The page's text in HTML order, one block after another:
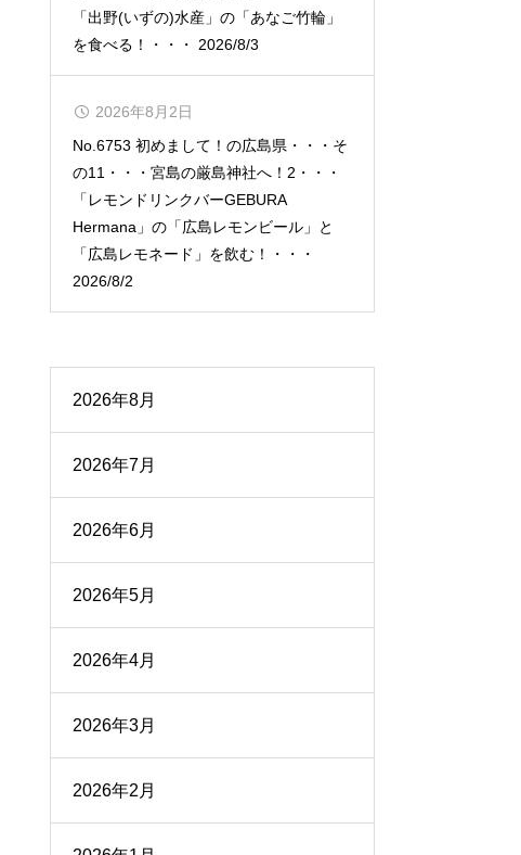
「出野(いずの)水産」の「あなご竹輪」
を食べる！・・・ 2026/8/3
No.6753 初めまして！の広島県・・・そ
の11・・・宮島の厳島神社へ！2・・・
「レモンドリンクバーGEBURA
Hermana」の「広島レモンビール」と
「広島レモネード」を飲む！・・・
2026/8/2
2026年8月2日
2026年8月
2026年7月
2026年6月
2026年5月
2026年4月
2026年3月
2026年2月